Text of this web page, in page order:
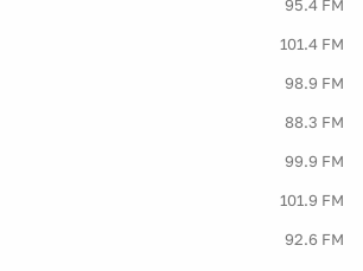
95.4 FM
101.4 FM
98.9 FM
88.3 FM
99.9 FM
101.9 FM
92.6 FM